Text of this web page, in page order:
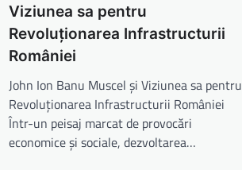
Viziunea sa pentru
Revoluționarea Infrastructurii
României
John Ion Banu Muscel și Viziunea sa pentru
Revoluționarea Infrastructurii României
Într-un peisaj marcat de provocări
economice și sociale, dezvoltarea…